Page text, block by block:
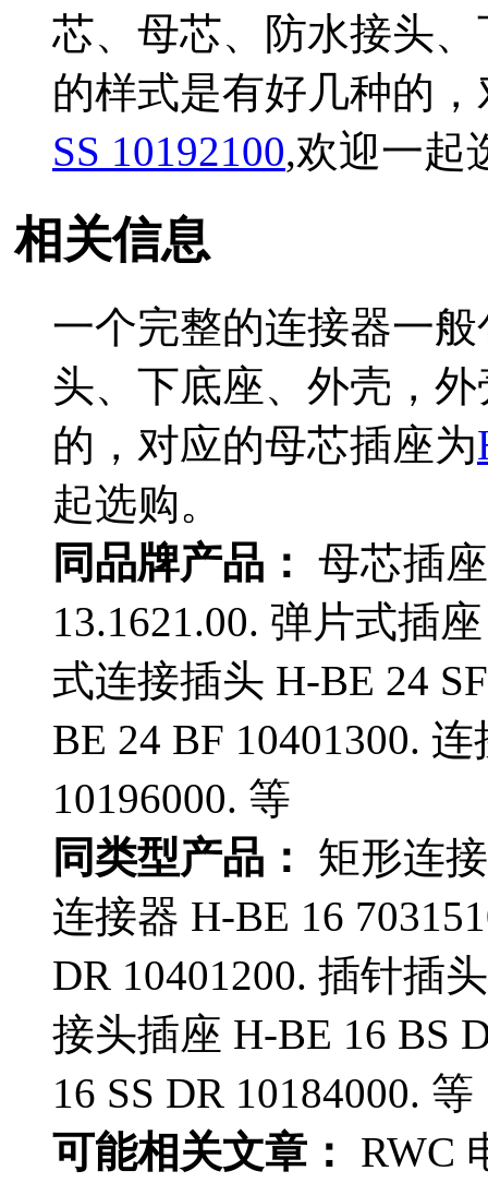
芯、母芯、防水接头
的样式是有好几种的
SS 10192100,欢迎一起
相关信息
一个完整的连接器一
头、下底座、外壳，
的，对应的母芯插座为
起选购。
同品牌产品： 母芯插
13.1621.00. 弹片式插
式连接插头 H-BE 24
BE 24 BF 10401300.
10196000. 等
同类型产品：
矩形连
连接器 H-BE 16
DR 10401200. 插针插
接头插座 H-BE 16 BS
16 SS DR 10184000. 等
可能相关文章：
RWC